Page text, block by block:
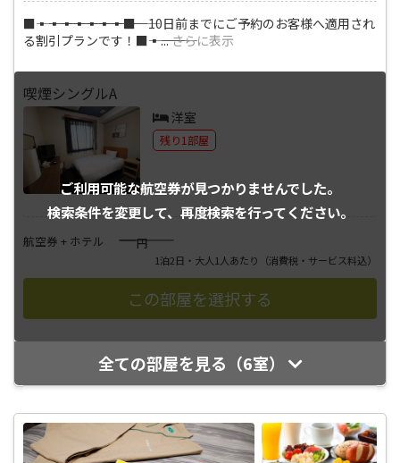
■―――▪―――▪―――▪―――▪―――▪―――▪―――▪―――■ 10日前までにご予約のお客様へ適用され
る割引プランです！■―――▪―――...さらに表示
ご利用可能な航空券が見つかりませんでした。
検索条件を変更して、 再度検索を行ってください。
喫煙シングルA
洋室
残り1部屋
航空券 + ホテル ――――円
1泊2日・大人1人あたり （消費税・サービス料込）
全ての部屋を見る（6室）